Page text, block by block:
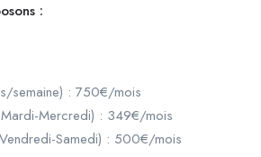
:
semaine) : 750€/mois
Mercredi) : 349€/mois
Samedi) : 500€/mois